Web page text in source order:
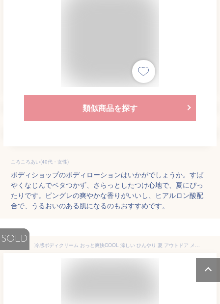
類似商品を探す
ころころあい(40代・女性)
ボディショップのボディローションはいかがでしょうか。すば
やくなじんでベタつかず、さらっとしたつけ心地で、夏にぴっ
たりです。ピングレの爽やかな香りがいいし、ヒアルロン酸配
合で、うるおいのある肌になるのもおすすめです。
SOLD
冷感ボディクリーム おっと爽快COOL 涼しい ひんやり 夏 アウトドア メントール 冷たい クールネック アウトドア スポーツ 保冷剤 プロ用美容室・美容院専門店 プチギフト用 ギフト用 ちょっとしたプレゼント用にも コスメジャングル